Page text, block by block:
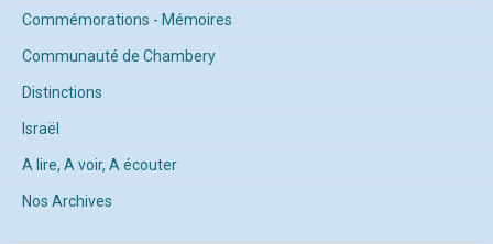
Commémorations - Mémoires
Communauté de Chambery
Distinctions
Israël
A lire, A voir, A écouter
Nos Archives